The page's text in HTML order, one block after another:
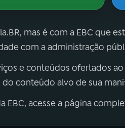
mas é com a EBC que
com a administração
e conteúdos ofertados
conteúdo alvo de sua
EBC, acesse a página